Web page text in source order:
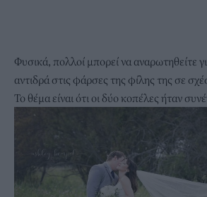
Φυσικά, πολλοί μπορεί να αναρωτηθείτε
αντιδρά στις φάρσες της φίλης της σε
Το θέμα είναι ότι οι δύο κοπέλες ήταν